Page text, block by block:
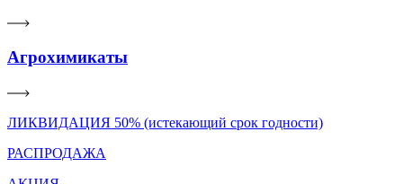
Агрохимикаты
ЛИКВИДАЦИЯ 50% (истекающий срок годности)
РАСПРОДАЖА